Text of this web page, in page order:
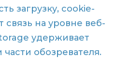
загрузку, cookie-
связь на уровне веб-
удерживает
обозревателя.